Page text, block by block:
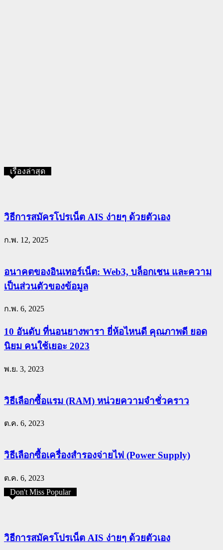
เรื่องล่าสุด
วิธีการสมัครโปรเน็ต AIS ง่ายๆ ด้วยตัวเอง
ก.พ. 12, 2025
อนาคตของอินเทอร์เน็ต: Web3, บล็อกเชน และความ
เป็นส่วนตัวของข้อมูล
ก.พ. 6, 2025
10 อันดับ ที่นอนยางพารา ยี่ห้อไหนดี คุณภาพดี ยอด
นิยม คนใช้เยอะ 2023
พ.ย. 3, 2023
วิธีเลือกซื้อแรม (RAM) หน่วยความจำชั่วคราว
ต.ค. 6, 2023
วิธีเลือกซื้อเครื่องสำรองจ่ายไฟ (Power Supply)
ต.ค. 6, 2023
Don't Miss Popular
วิธีการสมัครโปรเน็ต AIS ง่ายๆ ด้วยตัวเอง